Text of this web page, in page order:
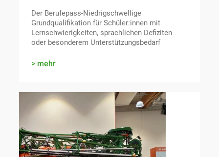
Der Berufepass-Niedrigschwellige
Grundqualifikation für Schüler:innen mit
Lernschwierigkeiten, sprachlichen Defiziten
oder besonderem Unterstützungsbedarf
mehr